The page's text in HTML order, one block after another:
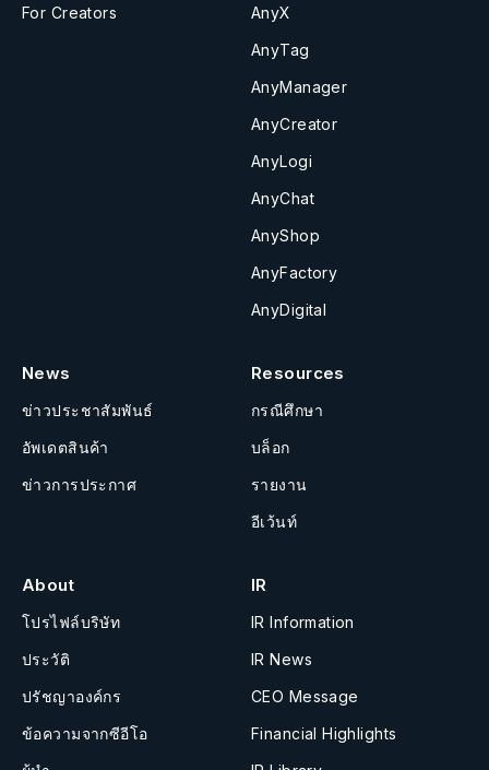
For Creators
AnyX
AnyTag
AnyManager
AnyCreator
AnyLogi
AnyChat
AnyShop
AnyFactory
AnyDigital
News
ข่าวประชาสัมพันธ์
อัพเดตสินค้า
ข่าวการประกาศ
Resources
กรณีศึกษา
บล็อก
รายงาน
อีเว้นท์
About
โปรไฟล์บริษัท
ประวัติ
ปรัชญาองค์กร
ข้อความจากซีอีโอ
IR
IR Information
IR News
CEO Message
Financial Highlights